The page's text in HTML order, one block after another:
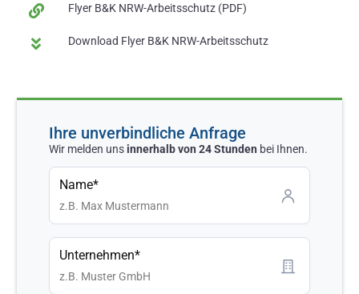
Flyer B&K NRW-Arbeitsschutz (PDF)
Download Flyer B&K NRW-Arbeitsschutz
Ihre unverbindliche Anfrage
Wir melden unsinnerhalb von 24 Stunden bei Ihnen.
Name*
Unternehmen*